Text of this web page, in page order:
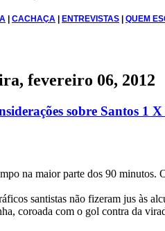
| CACHAÇA | ENTREVISTAS | QUEM
fevereiro 06, 2012
sobre Santos 1
na maior parte dos 90 minutos.
santistas não fizeram jus às
coroada com o gol contra da